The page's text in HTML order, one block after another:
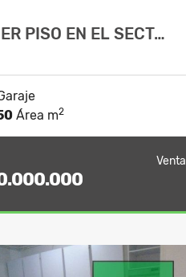
PISO EN EL SECT…
Área m2
Venta